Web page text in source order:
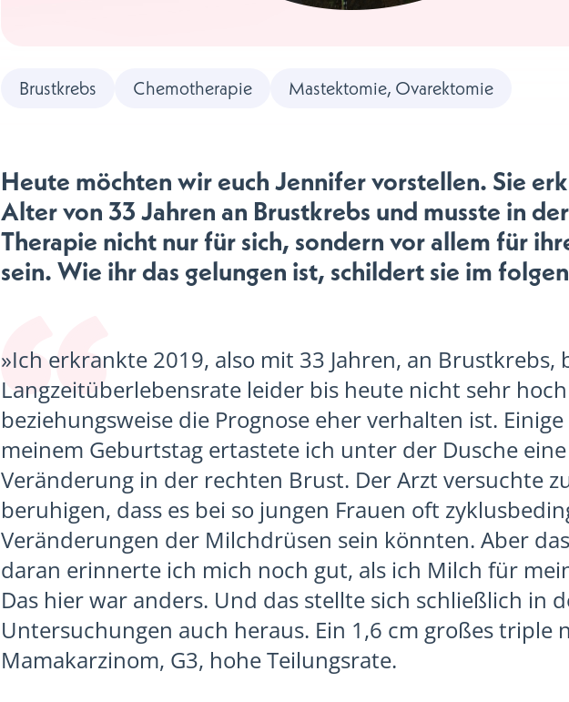
Brustkrebs Chemotherapie Mastektomie, Ovarektomie
Heute möchten wir euch Jennifer vorstellen. Sie
Alter von 33 Jahren an Brustkrebs und musste in
Therapie nicht nur für sich, sondern vor allem für
sein. Wie ihr das gelungen ist, schildert sie im
»Ich erkrankte 2019, also mit 33 Jahren, an Brustkrebs,
Langzeitüberlebensrate leider bis heute nicht sehr hoch
beziehungsweise die Prognose eher verhalten ist. Einige
meinem Geburtstag ertastete ich unter der Dusche
Veränderung in der rechten Brust. Der Arzt versuchte
beruhigen, dass es bei so jungen Frauen oft
Veränderungen der Milchdrüsen sein könnten. Aber
daran erinnerte ich mich noch gut, als ich Milch für
Das hier war anders. Und das stellte sich schließlich in
Untersuchungen auch heraus. Ein 1,6 cm großes triple
Mamakarzinom, G3, hohe Teilungsrate.